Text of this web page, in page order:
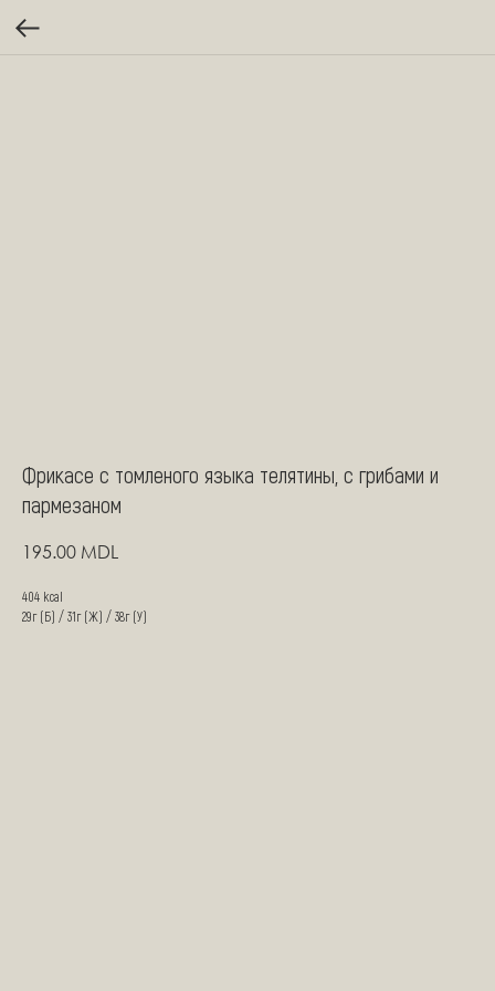
Фрикасе с томленого языка телятины, с грибами и
пармезаном
195.00 MDL
404 kcal
29г (Б) / 31г (Ж) / 38г (У)